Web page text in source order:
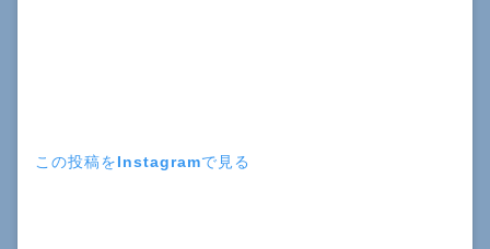
この投稿をInstagramで見る